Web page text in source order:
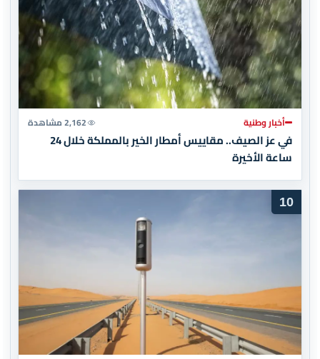
أخبار وطنية 2,162 مشاهدة
في عز الصيف.. مقاييس أمطار الخير بالمملكة خلال 24
ساعة الأخيرة
10